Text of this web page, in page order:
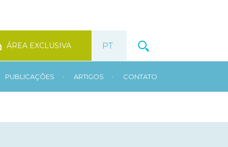
ÁREA EXCLUSIVA
PUBLICAÇÕES • ARTIGOS • CONTATO